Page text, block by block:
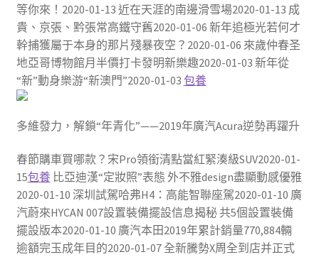
等你來！2020-01-13 近在天涯的南邊滑雪場2020-01-13 成
貴、京張、黔張常高鐵守舊2020-01-06 新年追極光若何才
幹捕獲屬于本身的那片殘暴夜空？2020-01-06 來歲仲春圣
地亞哥博物館月半價打卡發明新樂趣2020-01-03 新年從
“新”動身樂游“新澳門”2020-01-03 包養
多維發力，解鎖“年青化”​——2019年廣汽Acura逆勢再躍升
春節購車買哪款？宋Pro領銜清點當紅緊湊級SUV2020-01-
15包養比亞迪漢“定妝照”表態 外不雅design盡顯動感優雅
2020-01-10 深圳試駕哈弗H4：高能智聯座駕2020-01-10 廣
汽蔚來HYCAN 007設置裝備擺設信息揭秘 共5個設置裝備
擺設版本2020-01-10 廣汽本田2019年累計銷量770,884輛
逾額完玉成年目的2020-01-07 全新騰勢X周全到店并正式